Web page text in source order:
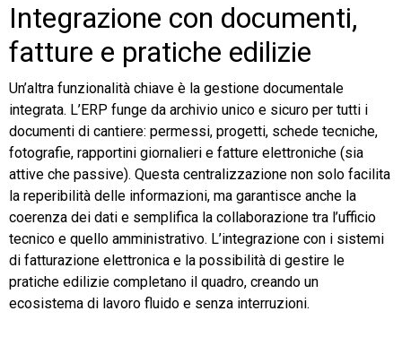
Integrazione con documenti,
fatture e pratiche edilizie
Un’altra funzionalità chiave è la gestione documentale
integrata. L’ERP funge da archivio unico e sicuro per tutti i
documenti di cantiere: permessi, progetti, schede tecniche,
fotografie, rapportini giornalieri e fatture elettroniche (sia
attive che passive). Questa centralizzazione non solo facilita
la reperibilità delle informazioni, ma garantisce anche la
coerenza dei dati e semplifica la collaborazione tra l’ufficio
tecnico e quello amministrativo. L’integrazione con i sistemi
di fatturazione elettronica e la possibilità di gestire le
pratiche edilizie completano il quadro, creando un
ecosistema di lavoro fluido e senza interruzioni.